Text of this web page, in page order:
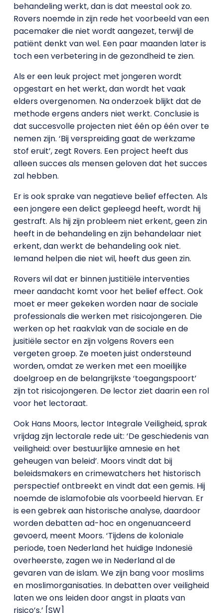
behandeling werkt, dan is dat meestal ook zo.
Rovers noemde in zijn rede het voorbeeld van een
pacemaker die niet wordt aangezet, terwijl de
patiënt denkt van wel. Een paar maanden later is
toch een verbetering in de gezondheid te zien.
Als er een leuk project met jongeren wordt
opgestart en het werkt, dan wordt het vaak
elders overgenomen. Na onderzoek blijkt dat de
methode ergens anders niet werkt. Conclusie is
dat succesvolle projecten niet één op één over te
nemen zijn. ‘Bij verspreiding gaat de werkzame
stof eruit’, zegt Rovers. Een project heeft dus
alleen succes als mensen geloven dat het succes
zal hebben.
Er is ook sprake van negatieve belief effecten. Als
een jongere een delict gepleegd heeft, wordt hij
gestraft. Als hij zijn probleem niet erkent, geen zin
heeft in de behandeling en zijn behandelaar niet
erkent, dan werkt de behandeling ook niet.
Iemand helpen die niet wil, heeft dus geen zin.
Rovers wil dat er binnen justitiële interventies
meer aandacht komt voor het belief effect. Ook
moet er meer gekeken worden naar de sociale
professionals die werken met risicojongeren. Die
werken op het raakvlak van de sociale en de
jusitiële sector en zijn volgens Rovers een
vergeten groep. Ze moeten juist ondersteund
worden, omdat ze werken met een moeilijke
doelgroep en de belangrijkste ‘toegangspoort’
zijn tot risicojongeren. De lector ziet daarin een rol
voor het lectoraat.
Ook Hans Moors, lector Integrale Veiligheid, sprak
vrijdag zijn lectorale rede uit: ‘De geschiedenis van
veiligheid: over bestuurlijke amnesie en het
geheugen van beleid’. Moors vindt dat bij
beleidsmakers en crimewatchers het historisch
perspectief ontbreekt en vindt dat een gemis. Hij
noemde de islamofobie als voorbeeld hiervan. Er
is een gebrek aan historische analyse, daardoor
worden debatten ad-hoc en ongenuanceerd
gevoerd, meent Moors. ‘Tijdens de koloniale
periode, toen Nederland het huidige Indonesië
overheerste, zagen we in Nederland al de
gevaren van de islam. We zijn bang voor moslims
en moslimorganisaties. In debatten over veiligheid
laten we ons leiden door angst in plaats van
risico’s.’ [SW]